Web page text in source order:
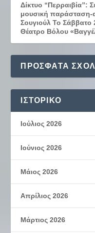
Δίκτυο “Περραιβία”:
μουσική παράσταση-
Σουγιούλ Το Σάββατο
Θέατρο Βόλου
ΠΡΌΣΦΑΤΑ
ΙΣΤΟΡΙΚΌ
Ιούλιος 2026
Ιούνιος 2026
Μάιος 2026
Απρίλιος 2026
Μάρτιος 2026